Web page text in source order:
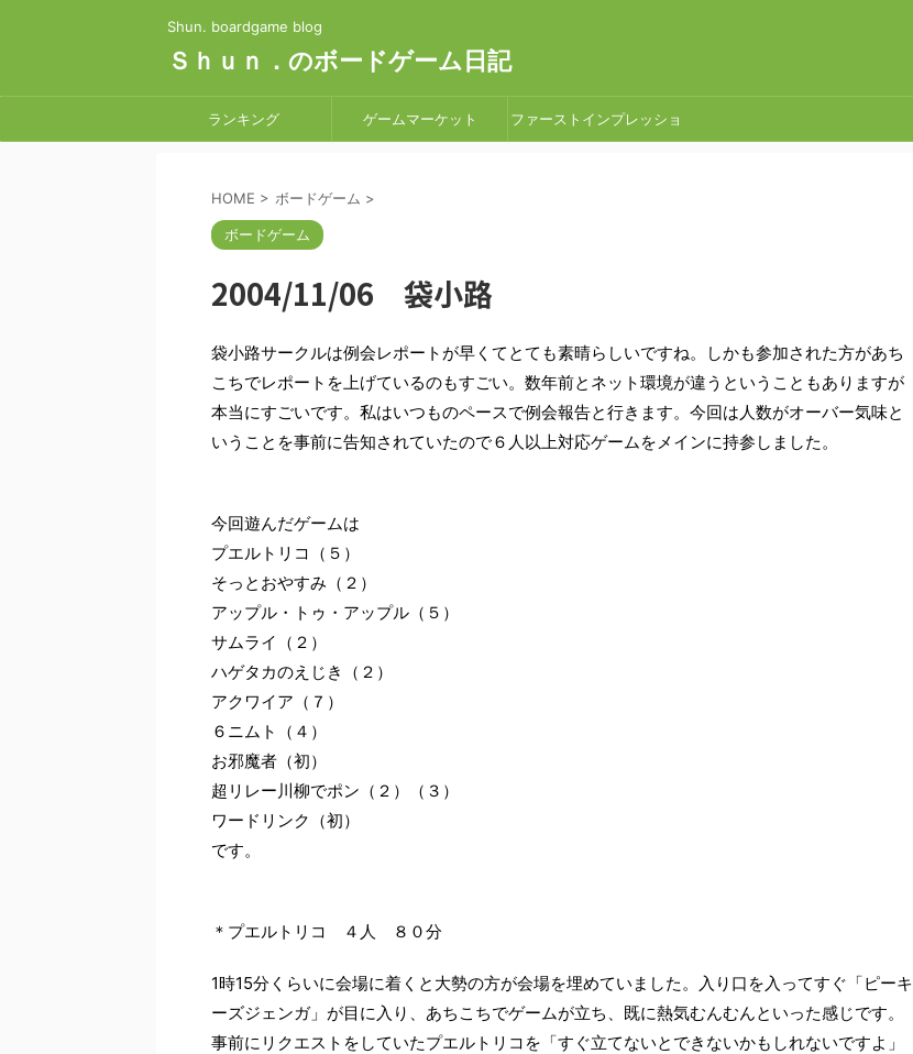
Shun. boardgame blog
Ｓｈｕｎ．のボードゲーム日記
ランキング ゲームマーケット ファーストインプレッショ
HOME > ボードゲーム >
ボードゲーム
2004/11/06 袋小路
袋小路サークルは例会レポートが早くてとても素晴らしいですね。しかも参加された方があち
こちでレポートを上げているのもすごい。数年前とネット環境が違うということもありますが
本当にすごいです。私はいつものペースで例会報告と行きます。今回は人数がオーバー気味と
いうことを事前に告知されていたので６人以上対応ゲームをメインに持参しました。
今回遊んだゲームは
プエルトリコ（５）
そっとおやすみ（２）
アップル・トゥ・アップル（５）
サムライ（２）
ハゲタカのえじき（２）
アクワイア（７）
６ニムト（４）
お邪魔者（初）
超リレー川柳でポン（２）（３）
ワードリンク（初）
です。
＊プエルトリコ ４人 ８０分
1時15分くらいに会場に着くと大勢の方が会場を埋めていました。入り口を入ってすぐ「ピーキ
ーズジェンガ」が目に入り、あちこちでゲームが立ち、既に熱気むんむんといった感じです。
事前にリクエストをしていたプエルトリコを「すぐ立てないとできないかもしれないですよ」